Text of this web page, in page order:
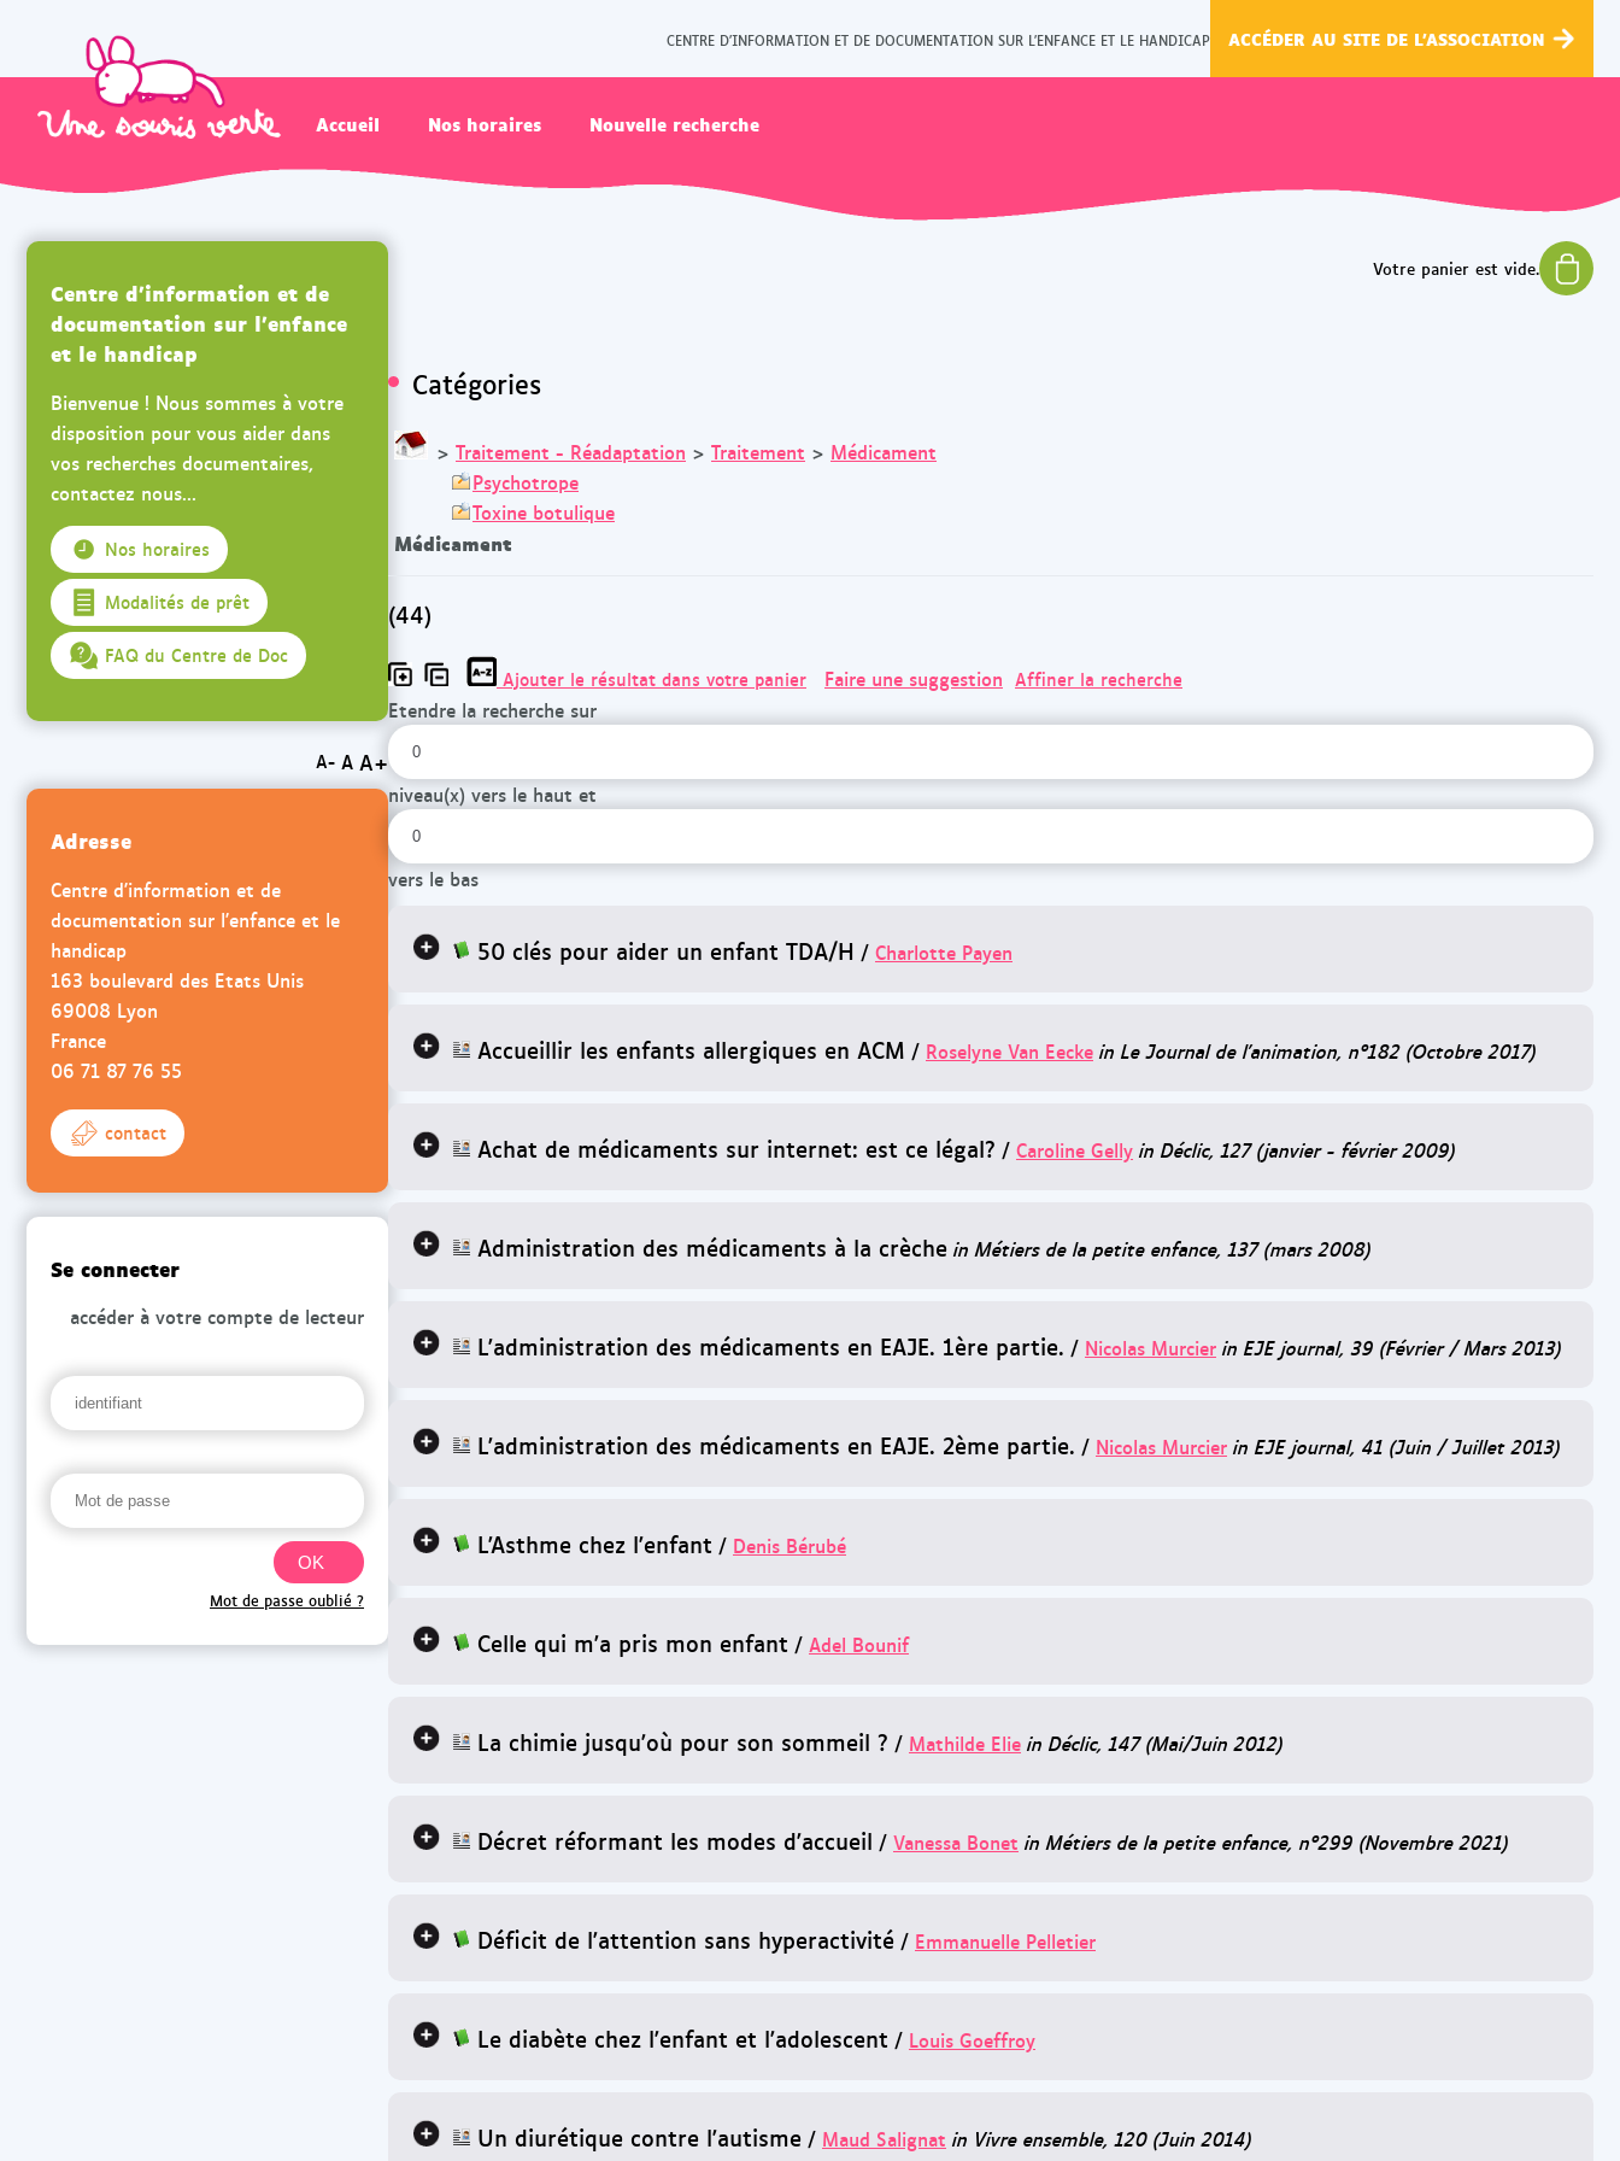
CENTRE D'INFORMATION ET DE DOCUMENTATION SUR L'ENFANCE ET LE HANDICAP ACCÉDER AU SITE DE L'ASSOCIATION
Accueil Nos horaires Nouvelle recherche
Catégories
> Traitement - Réadaptation > Traitement > Médicament
Psychotrope
Toxine botulique
Médicament
(44)
Ajouter le résultat dans votre panier Faire une suggestion Affiner la recherche
Etendre la recherche sur
niveau(x) vers le haut et
vers le bas
50 clés pour aider un enfant TDA/H / Charlotte Payen
Accueillir les enfants allergiques en ACM / Roselyne Van Eecke in Le Journal de l'animation, n°182 (Octobre 2017)
Achat de médicaments sur internet: est ce légal? / Caroline Gelly in Déclic, 127 (janvier - février 2009)
Administration des médicaments à la crèche in Métiers de la petite enfance, 137 (mars 2008)
L'administration des médicaments en EAJE. 1ère partie. / Nicolas Murcier in EJE journal, 39 (Février / Mars 2013)
L'administration des médicaments en EAJE. 2ème partie. / Nicolas Murcier in EJE journal, 41 (Juin / Juillet 2013)
L'Asthme chez l'enfant / Denis Bérubé
Celle qui m'a pris mon enfant / Adel Bounif
La chimie jusqu'où pour son sommeil ? / Mathilde Elie in Déclic, 147 (Mai/Juin 2012)
Décret réformant les modes d'accueil / Vanessa Bonet in Métiers de la petite enfance, n°299 (Novembre 2021)
Déficit de l'attention sans hyperactivité / Emmanuelle Pelletier
Le diabète chez l'enfant et l'adolescent / Louis Goeffroy
Un diurétique contre l'autisme / Maud Salignat in Vivre ensemble, 120 (Juin 2014)
Centre d'information et de
documentation sur l'enfance
et le handicap
Bienvenue ! Nous sommes à votre
disposition pour vous aider dans
vos recherches documentaires,
contactez nous...
Nos horaires
Modalités de prêt
FAQ du Centre de Doc
A- A A+
Adresse
Centre d'information et de
documentation sur l'enfance et le
handicap
163 boulevard des Etats Unis
69008 Lyon
France
06 71 87 76 55
contact
Se connecter
accéder à votre compte de lecteur
Mot de passe oublié ?